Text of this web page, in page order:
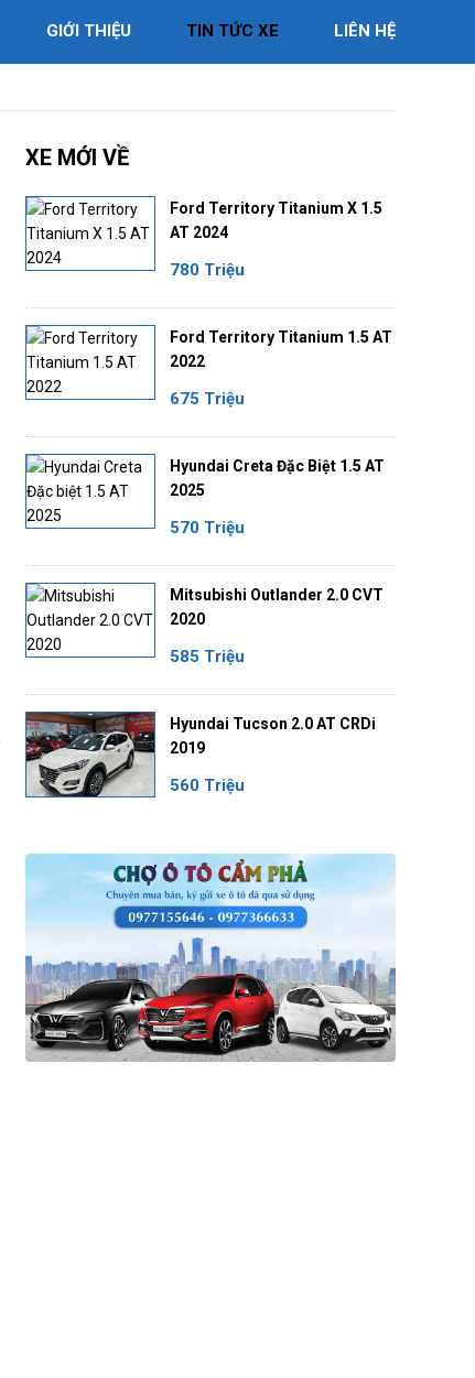
GIỚI THIỆU TIN TỨC XE LIÊN HỆ
XE MỚI VỀ
Ford Territory Titanium X 1.5
AT 2024
780 Triệu
Ford Territory Titanium 1.5 AT
2022
675 Triệu
Hyundai Creta Đặc Biệt 1.5 AT
2025
570 Triệu
Mitsubishi Outlander 2.0 CVT
2020
585 Triệu
Hyundai Tucson 2.0 AT CRDi
2019
560 Triệu